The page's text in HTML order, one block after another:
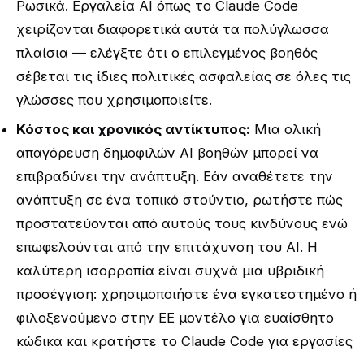
Ρωσικά. Εργαλεία AI όπως το Claude Code
χειρίζονται διαφορετικά αυτά τα πολύγλωσσα
πλαίσια — ελέγξτε ότι ο επιλεγμένος βοηθός
σέβεται τις ίδιες πολιτικές ασφαλείας σε όλες τις
γλώσσες που χρησιμοποιείτε.
Κόστος και χρονικός αντίκτυπος: Μια ολική
απαγόρευση δημοφιλών AI βοηθών μπορεί να
επιβραδύνει την ανάπτυξη. Εάν αναθέτετε την
ανάπτυξη σε ένα τοπικό στούντιο, ρωτήστε πώς
προστατεύονται από αυτούς τους κινδύνους ενώ
επωφελούνται από την επιτάχυνση του AI. Η
καλύτερη ισορροπία είναι συχνά μια υβριδική
προσέγγιση: χρησιμοποιήστε ένα εγκατεστημένο ή
φιλοξενούμενο στην ΕΕ μοντέλο για ευαίσθητο
κώδικα και κρατήστε το Claude Code για εργασίες